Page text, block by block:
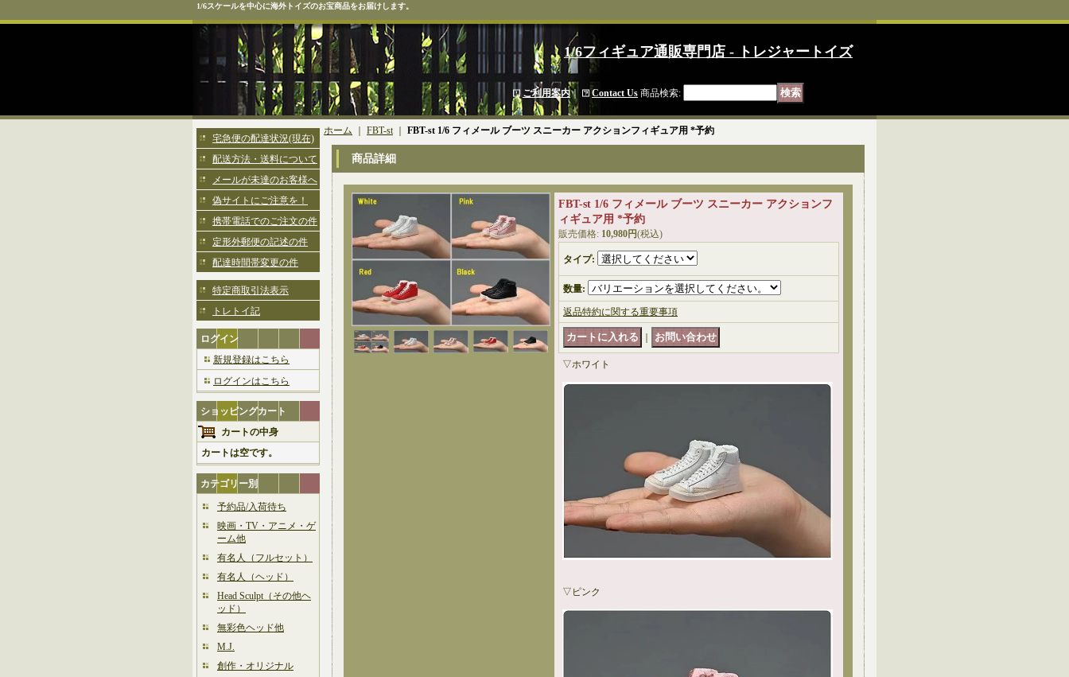
1/6スケールを中心に海外トイズのお宝商品をお届けします。
1/6フィギュア通販専門店 - トレジャートイズ
ご利用案内｜ Contact Us 商品検索:
宅急便の配達状況(現在)
配送方法・送料について
メールが未達のお客様へ
偽サイトにご注意を！
携帯電話でのご注文の件
定形外郵便の記述の件
配達時間帯変更の件
特定商取引法表示
トレトイ記
ログイン
新規登録はこちら
ログインはこちら
ショッピングカート
カートの中身
カートは空です。
カテゴリー別
予約品/入荷待ち
映画・TV・アニメ・ゲ
ーム他
有名人（フルセット）
有名人（ヘッド）
Head Sculpt（その他ヘ
ッド）
無彩色ヘッド他
M.J.
創作・オリジナル
ホーム FBT-st｜ FBT-st 1/6 フィメール ブーツ スニーカー アクションフィギュア用 *予約
商品詳細
FBT-st 1/6 フィメール ブーツ スニーカー アクションフ
ィギュア用 *予約
販売価格: 10,980円(税込)
タイプ:
数量:
返品特約に関する重要事項
▽ホワイト
▽ピンク